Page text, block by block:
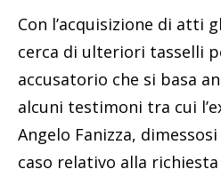
Con l’acquisizione di atti
cerca di ulteriori tasselli
accusatorio che si basa
alcuni testimoni tra cui
Angelo Fanizza,
caso relativo alla